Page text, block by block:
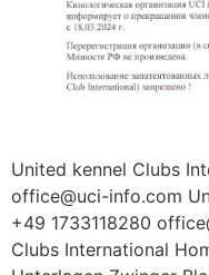
United kennel Clubs
office@uci-info.com
+49 1733118280
Clubs International